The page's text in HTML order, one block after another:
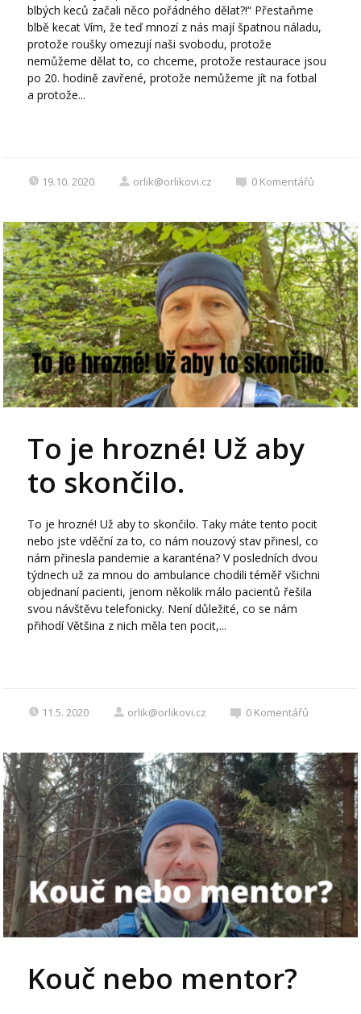
blbých keců začali něco pořádného dělat?!“ Přestaňme
blbě kecat Vím, že teď mnozí z nás mají špatnou náladu,
protože roušky omezují naši svobodu, protože
nemůžeme dělat to, co chceme, protože restaurace jsou
po 20. hodině zavřené, protože nemůžeme jít na fotbal
a protože...
19.10. 2020 orlik@orlikovi.cz 0 Komentářů
To je hrozné! Už aby
to skončilo.
To je hrozné! Už aby to skončilo. Taky máte tento pocit
nebo jste vděční za to, co nám nouzový stav přinesl, co
nám přinesla pandemie a karanténa? V posledních dvou
týdnech už za mnou do ambulance chodili téměř všichni
objednaní pacienti, jenom několik málo pacientů řešila
svou návštěvu telefonicky. Není důležité, co se nám
přihodí Většina z nich měla ten pocit,...
11.5. 2020 orlik@orlikovi.cz 0 Komentářů
Kouč nebo mentor?